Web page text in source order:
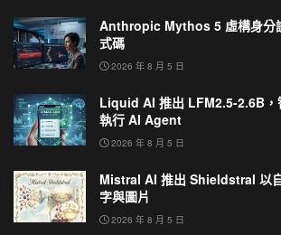
Anthropic Mythos 5 虛構身分
式碼
2026 年 8 月 5 日
Liquid AI 推出 LFM2.5-2.6B，
執行 AI Agent
2026 年 8 月 5 日
Mistral AI 推出 Shieldstral 以
字與圖片
2026 年 8 月 5 日